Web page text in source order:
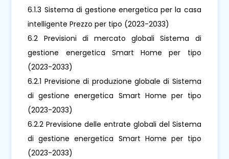
6.1.3 Sistema di gestione energetica per la casa
intelligente Prezzo per tipo (2023-2033)
6.2 Previsioni di mercato globali Sistema di
gestione energetica Smart Home per tipo
(2023-2033)
6.2.1 Previsione di produzione globale di Sistema
di gestione energetica Smart Home per tipo
(2023-2033)
6.2.2 Previsione delle entrate globali del Sistema
di gestione energetica Smart Home per tipo
(2023-2033)